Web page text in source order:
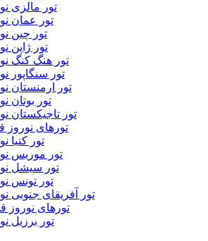
تور مالزی
تور عمان
تور چین
تور ژاپن
تور هنگ کنگ
تور سنگاپور
تور ارمنستان
تور بوتان
تور تاجیکستان
تورهای نوروز
تور کنیا
تور موریس
تور سیشل
تور تونس
تور آفریقای جنوبی
تورهای نوروز
تور برزیل